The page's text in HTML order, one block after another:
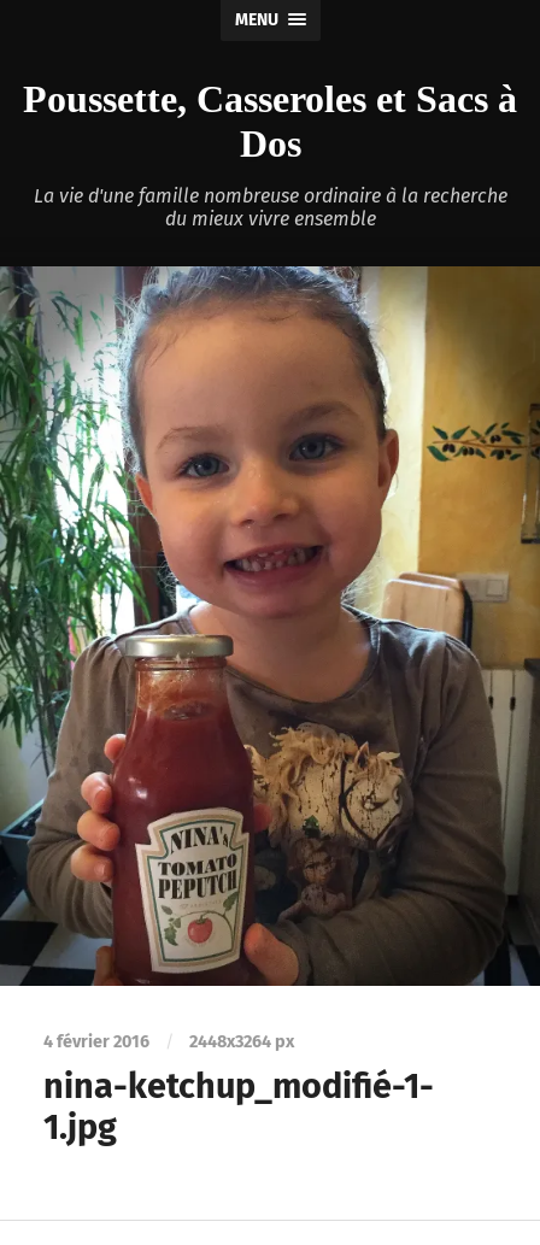
MENU
Poussette, Casseroles et Sacs à
Dos
La vie d'une famille nombreuse ordinaire à la recherche
du mieux vivre ensemble
4 février 2016 / 2448x3264 px
nina-ketchup_modifié-1-
1.jpg